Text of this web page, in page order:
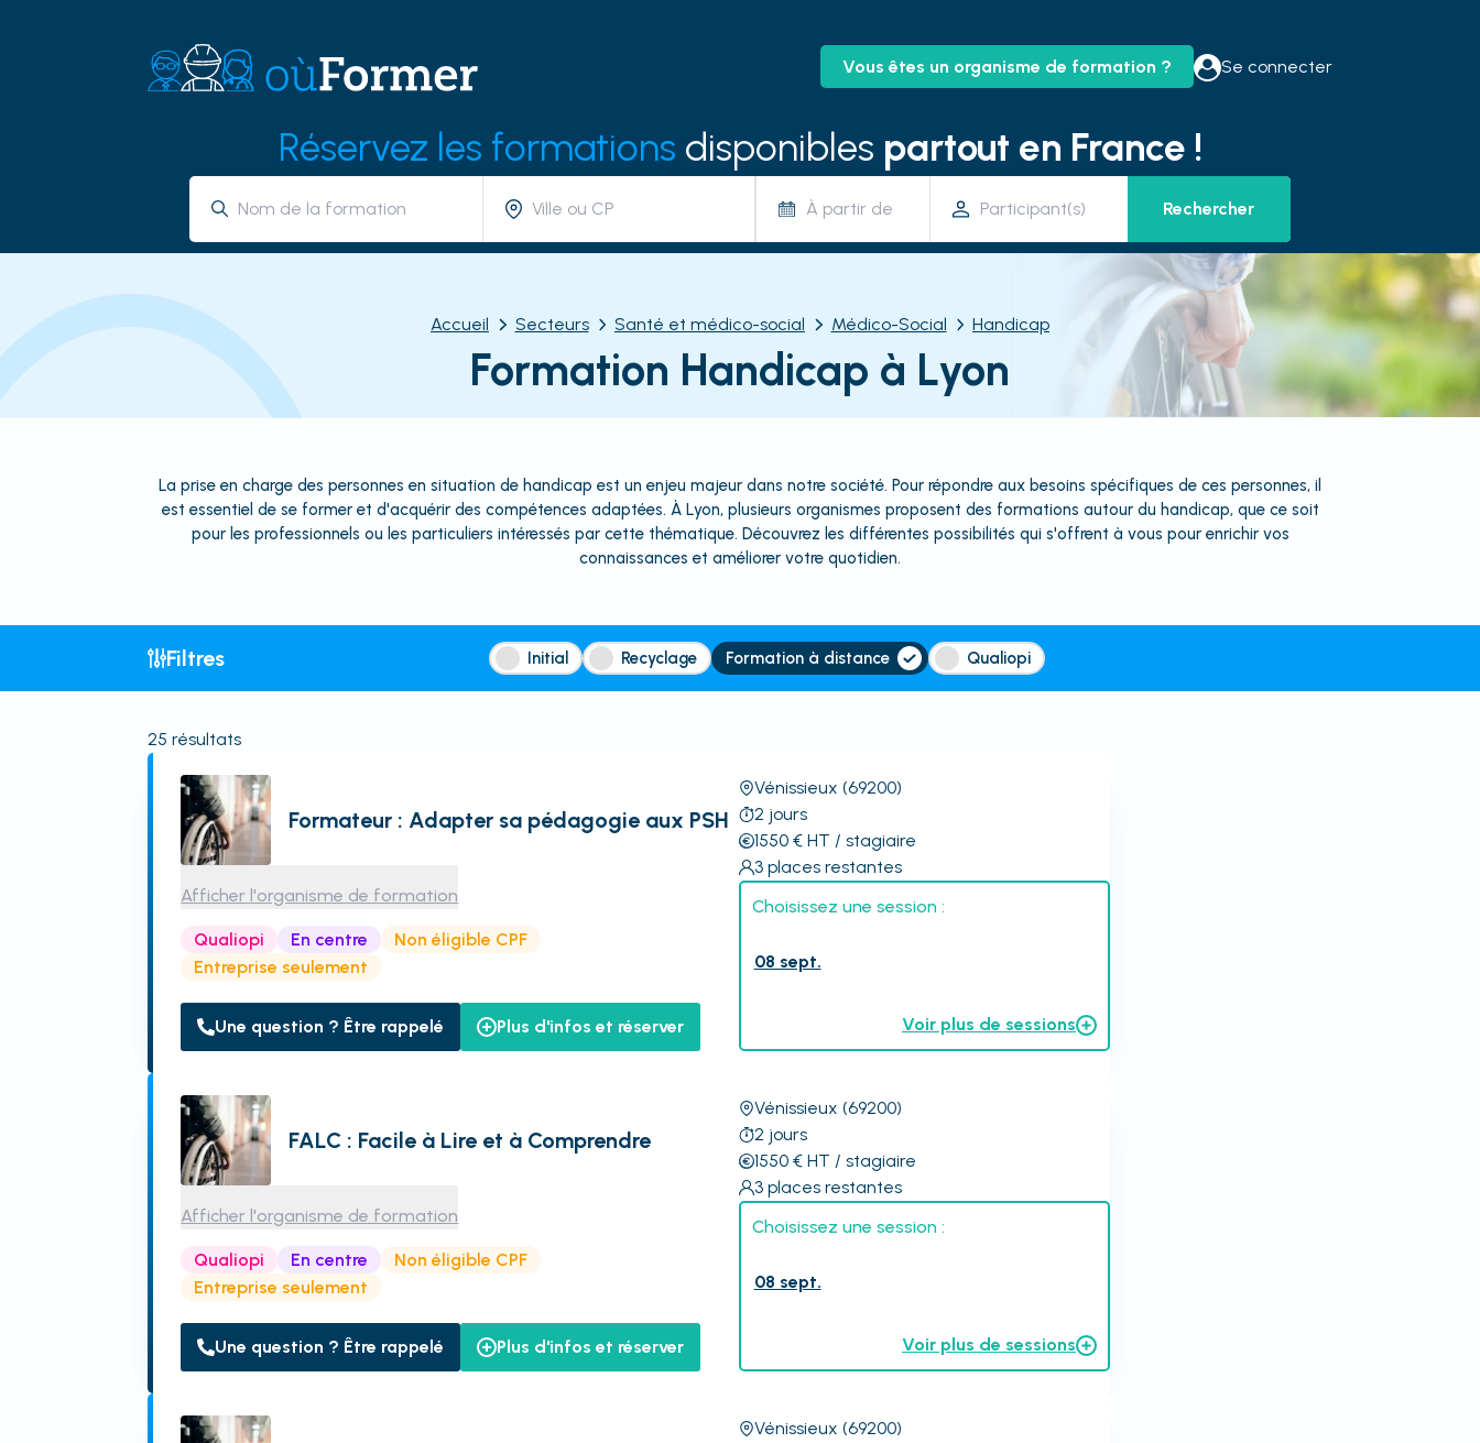
Vous êtes un organisme de formation ? Se connecter
Réservez les formations disponibles partout en France !
À partir de Rechercher
Accueil Secteurs Santé et médico-social Médico-Social Handicap
Formation Handicap à Lyon
La prise en charge des personnes en situation de handicap est un enjeu majeur dans notre société. Pour répondre aux besoins spécifiques de ces personnes, il
est essentiel de se former et d'acquérir des compétences adaptées. À Lyon, plusieurs organismes proposent des formations autour du handicap, que ce soit
pour les professionnels ou les particuliers intéressés par cette thématique. Découvrez les différentes possibilités qui s'offrent à vous pour enrichir vos
connaissances et améliorer votre quotidien.
Filtres Initial Recyclage Formation à distance Qualiopi
25 résultats
Formateur : Adapter sa pédagogie aux PSH
Afficher l'organisme de formation
Qualiopi En centre
Non éligible CPF
Entreprise seulement
Une question ? Être rappelé Plus d'infos et réserver
Vénissieux (69200)
2 jours
1550€ HT / stagiaire
3 places restantes
Choisissez une session :
08 sept.
Voir plus de sessions
FALC : Facile à Lire et à Comprendre
Afficher l'organisme de formation
Qualiopi En centre
Non éligible CPF
Entreprise seulement
Une question ? Être rappelé Plus d'infos et réserver
Vénissieux (69200)
2 jours
1550€ HT / stagiaire
3 places restantes
Choisissez une session :
08 sept.
Voir plus de sessions
Vénissieux (69200)